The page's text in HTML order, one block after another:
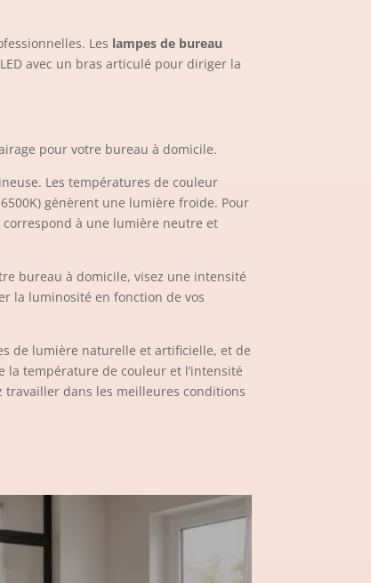
Les lampes de bureau
avec un bras articulé pour diriger la
pour votre bureau à domicile.
Les températures de couleur
génèrent une lumière froide. Pour
à une lumière neutre et
bureau à domicile, visez une intensité
la luminosité en fonction de vos
de lumière naturelle et artificielle, et de
la température de couleur et l’intensité
dans les meilleures conditions